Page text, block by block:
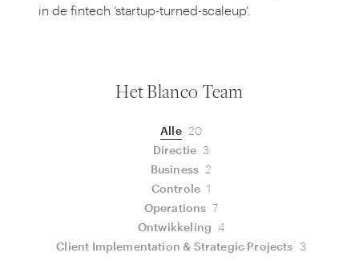
in de fintech ‘startup-turned-scaleup’.
Het Blanco Team
Alle 20
Directie 3
Business 2
Controle 1
Operations 7
Ontwikkeling 4
Client Implementation & Strategic Projects 3